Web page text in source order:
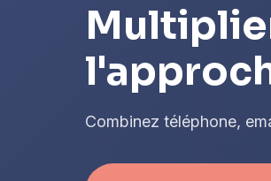
Combinez téléphone,